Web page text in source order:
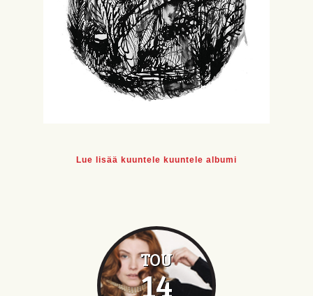
Lue lisää kuuntele kuuntele albumi
TOU
14